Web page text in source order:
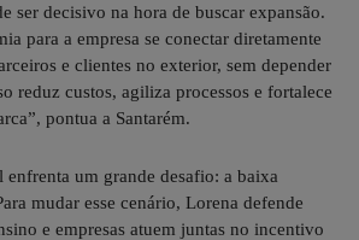
ser decisivo na hora de buscar expansão.
para a empresa se conectar diretamente
e clientes no exterior, sem depender
reduz custos, agiliza processos e fortalece
pontua a Santarém.
enfrenta um grande desafio: a baixa
mudar esse cenário, Lorena defende
e empresas atuem juntas no incentivo